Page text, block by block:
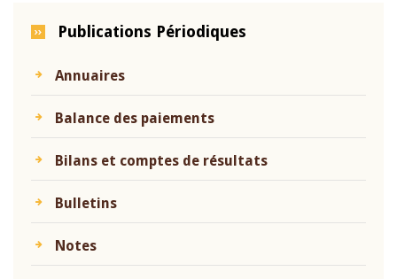
Publications Périodiques
Annuaires
Balance des paiements
Bilans et comptes de résultats
Bulletins
Notes